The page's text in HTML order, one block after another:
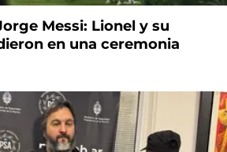
Messi: Lionel y su
en una ceremonia